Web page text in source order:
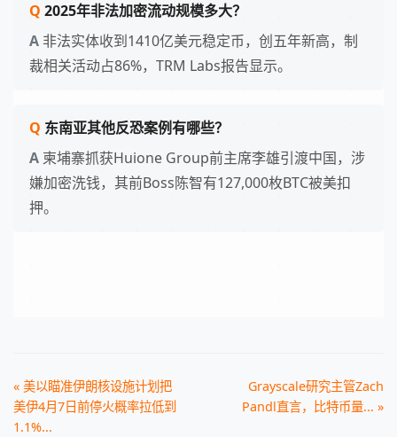
2025年非法加密流动规模多大？
非法实体收到1410亿美元稳定币，创五年新高，制
裁相关活动占86%，TRM Labs报告显示。
东南亚其他反恐案例有哪些？
柬埔寨抓获Huione Group前主席李雄引渡中国，涉
嫌加密洗钱，其前Boss陈智有127,000枚BTC被美扣
押。
« 美以瞄准伊朗核设施计划把
美伊4月7日前停火概率拉低到
1.1%...
Grayscale研究主管Zach
Pandl直言，比特币量... »